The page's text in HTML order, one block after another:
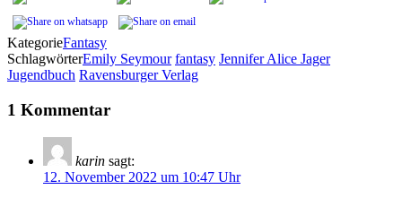
KategorieFantasy
SchlagwörterEmily Seymour fantasy Jennifer Alice Jager
Jugendbuch Ravensburger Verlag
1 Kommentar
karin sagt:
12. November 2022 um 10:47 Uhr